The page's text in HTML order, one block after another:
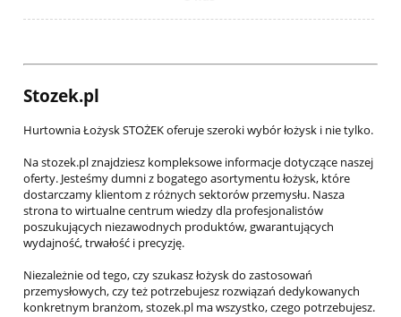
Stozek.pl
Hurtownia Łożysk STOŻEK oferuje szeroki wybór łożysk i nie tylko.
Na stozek.pl znajdziesz kompleksowe informacje dotyczące naszej
oferty. Jesteśmy dumni z bogatego asortymentu łożysk, które
dostarczamy klientom z różnych sektorów przemysłu. Nasza
strona to wirtualne centrum wiedzy dla profesjonalistów
poszukujących niezawodnych produktów, gwarantujących
wydajność, trwałość i precyzję.
Niezależnie od tego, czy szukasz łożysk do zastosowań
przemysłowych, czy też potrzebujesz rozwiązań dedykowanych
konkretnym branżom, stozek.pl ma wszystko, czego potrzebujesz.